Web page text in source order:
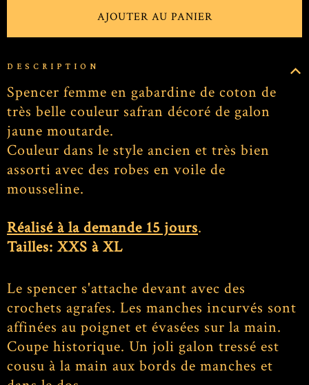
DESCRIPTION
Spencer femme en gabardine de coton de
très belle couleur safran décoré de galon
jaune moutarde.
Couleur dans le style ancien et très bien
assorti avec des robes en voile de
mousseline.
Réalisé à la demande 15 jours.
Tailles: XXS à XL
Le spencer s'attache devant avec des
crochets agrafes. Les manches incurvés sont
affinées au poignet et évasées sur la main.
Coupe historique. Un joli galon tressé est
cousu à la main aux bords de manches et